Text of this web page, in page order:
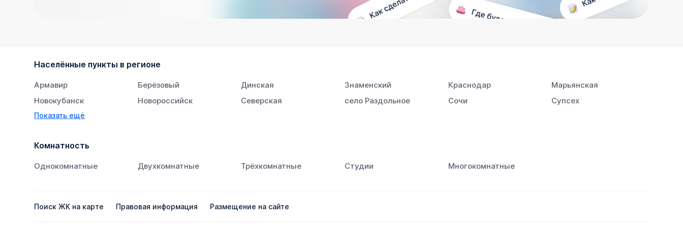
Населённые пункты в регионе
Армавир Берёзовый Динская Знаменский Краснодар
Марьянская
Новокубанск
Новороссийск Северская село Раздольное Сочи
Супсех
Тихорецк
Показать ещё
Комнатность
Однокомнатные Двухкомнатные Трёхкомнатные Студии Многокомнатные
Поиск ЖК на карте Правовая информация Размещение на сайте